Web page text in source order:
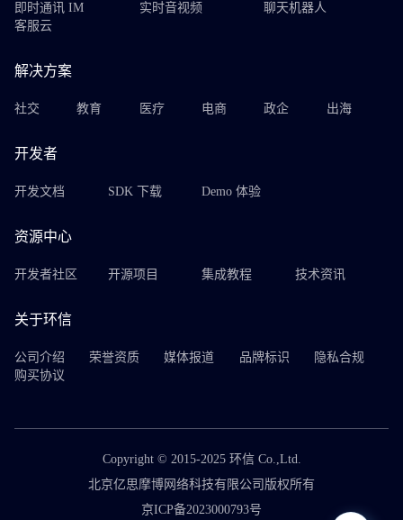
即时通讯 IM 实时音视频
聊天机器人
客服云
解决方案
社交 教育 医疗 电商 政企 出海
开发者
开发文档 SDK 下载 Demo 体验
资源中心
开发者社区 开源项目 集成教程 技术资讯
关于环信
公司介绍 荣誉资质 媒体报道 品牌标识
隐私合规
购买协议
Copyright © 2015-2025 环信 Co.,Ltd.
北京亿思摩博网络科技有限公司版权所有
京ICP备2023000793号